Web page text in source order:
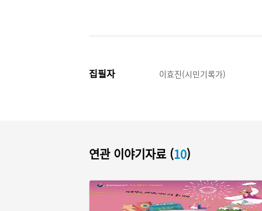
집필자 이효진(시민기록가)
연관 이야기자료 (10)